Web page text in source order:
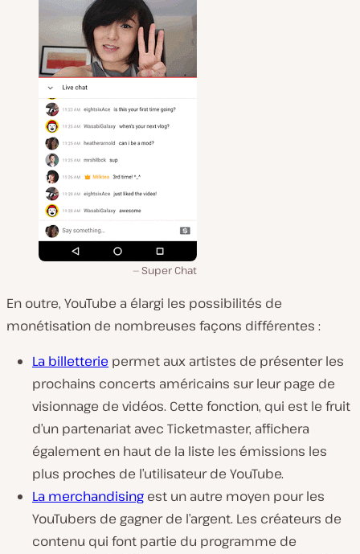
Super Chat
En outre, YouTube a élargi les possibilités de
monétisation de nombreuses façons différentes :
La billetterie permet aux artistes de présenter les
prochains concerts américains sur leur page de
visionnage de vidéos. Cette fonction, qui est le fruit
d’un partenariat avec Ticketmaster, affichera
également en haut de la liste les émissions les
plus proches de l’utilisateur de YouTube.
La merchandising est un autre moyen pour les
YouTubers de gagner de l’argent. Les créateurs de
contenu qui font partie du programme de